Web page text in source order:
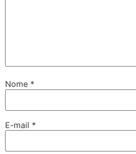
Nome *
E-mail *